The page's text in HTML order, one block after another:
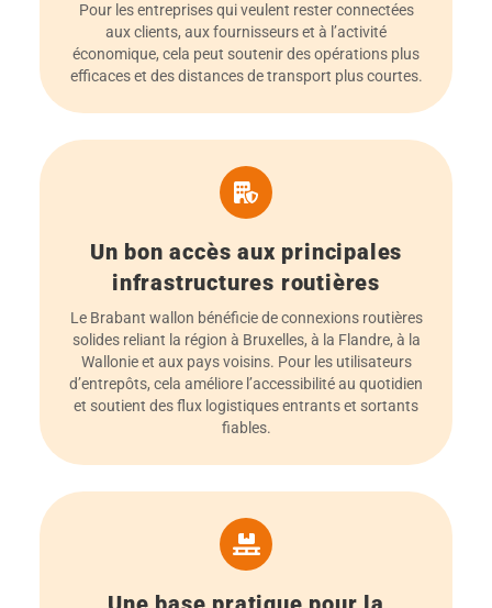
Pour les entreprises qui veulent rester connectées
aux clients, aux fournisseurs et à l’activité
économique, cela peut soutenir des opérations plus
efficaces et des distances de transport plus courtes.
Un bon accès aux principales
infrastructures routières
Le Brabant wallon bénéficie de connexions routières
solides reliant la région à Bruxelles, à la Flandre, à la
Wallonie et aux pays voisins. Pour les utilisateurs
d’entrepôts, cela améliore l’accessibilité au quotidien
et soutient des flux logistiques entrants et sortants
fiables.